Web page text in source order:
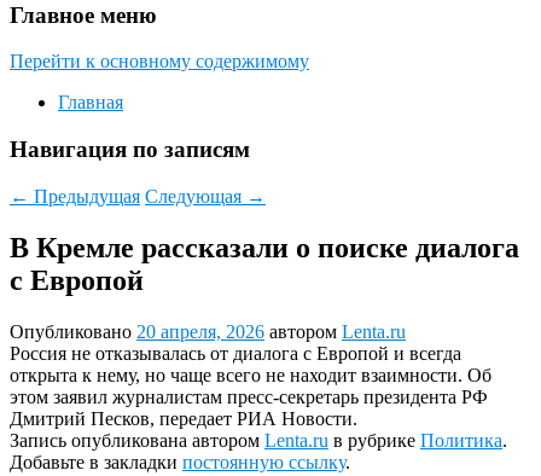
Главное меню
Перейти к основному содержимому
Главная
Навигация по записям
← Предыдущая Следующая →
В Кремле рассказали о поиске диалога
с Европой
Опубликовано 20 апреля, 2026 автором Lenta.ru
Россия не отказывалась от диалога с Европой и всегда
открыта к нему, но чаще всего не находит взаимности. Об
этом заявил журналистам пресс-секретарь президента РФ
Дмитрий Песков, передает РИА Новости.
Запись опубликована автором Lenta.ru в рубрике Политика.
Добавьте в закладки постоянную ссылку.